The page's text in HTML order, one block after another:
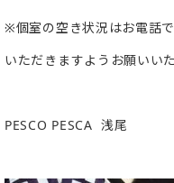
※個室の空き状況はお電話
いただきますようお願いい
PESCO PESCA 浅尾